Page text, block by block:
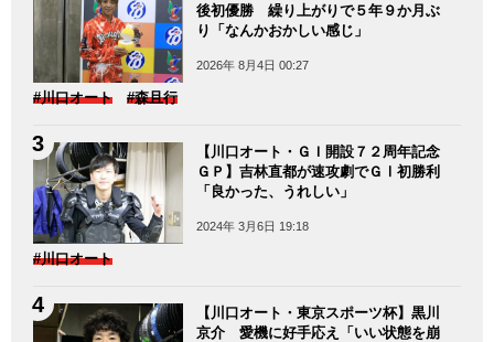
後初優勝 繰り上がりで５年９か月ぶ
り「なんかおかしい感じ」
2026年 8月4日 00:27
#川口オート #森且行
【川口オート・ＧＩ開設７２周年記念
ＧＰ】吉林直都が速攻劇でＧⅠ初勝利
「良かった、うれしい」
2024年 3月6日 19:18
#川口オート
【川口オート・東京スポーツ杯】黒川
京介 愛機に好手応え「いい状態を崩